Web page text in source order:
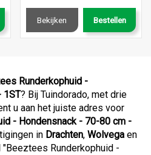
Bekijken Bestellen
Runderkophuid -
1ST? Bij Tuindorado, met drie
u aan het juiste adres voor
- Hondensnack - 70-80 cm -
in Drachten, Wolvega en
"Beeztees Runderkophuid -